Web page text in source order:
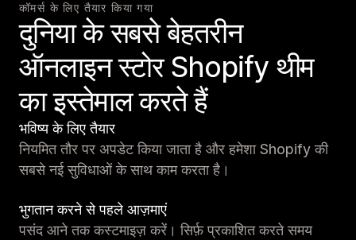
कॉमर्स के लिए तैयार किया गया
दुनिया के सबसे बेहतरीन
ऑनलाइन स्टोर Shopify थीम
का इस्तेमाल करते हैं
भविष्य के लिए तैयार
नियमित तौर पर अपडेट किया जाता है और हमेशा Shopify की
सबसे नई सुविधाओं के साथ काम करता है।
भुगतान करने से पहले आज़माएं
पसंद आने तक कस्टमाइज़ करें। सिर्फ़ प्रकाशित करते समय